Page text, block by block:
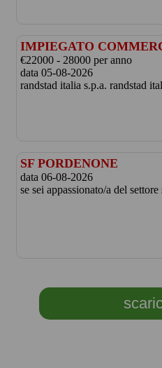
IMPIEGATO
€22000 - 28000 per anno
data 05-08-2026
randstad italia s.p.a. randstad
SF PORDENONE
data 06-08-2026
se sei appassionato/a del